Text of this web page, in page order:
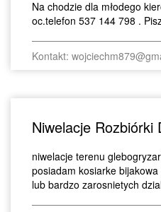
Na chodzie dla młodego
oc.telefon 537 144 798 .
Kontakt:
Niwelacje Rozbiórki
niwelacje terenu
posiadam kosiarke
lub bardzo zarosnietych